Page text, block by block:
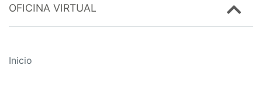
OFICINA VIRTUAL
Inicio